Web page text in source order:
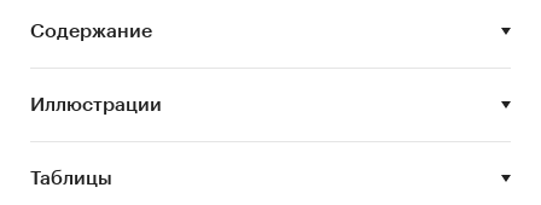
сегментов.
развития рынка лечения онкологии
Задачи исследования:
Содержание
Иллюстрации
Таблицы